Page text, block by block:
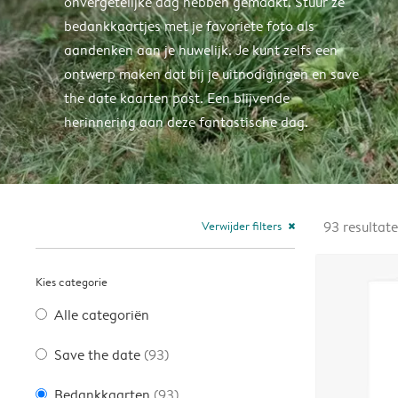
bedankkaartjes met je favoriete foto als
aandenken aan je huwelijk. Je kunt zelfs een
ontwerp maken dat bij je uitnodigingen en save
the date kaarten past. Een blijvende
herinnering aan deze fantastische dag.
Verwijder filters close
Kies categorie
Alle categoriën
Save the date (93)
93